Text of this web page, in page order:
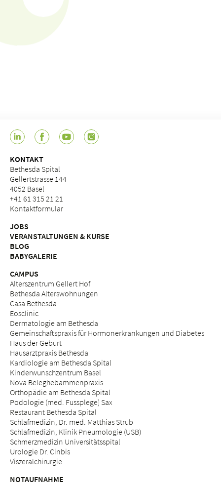
KONTAKT
Bethesda Spital
Gellertstrasse 144
4052 Basel
+41 61 315 21 21
Kontaktformular
JOBS
VERANSTALTUNGEN & KURSE
BLOG
BABYGALERIE
CAMPUS
Alterszentrum Gellert Hof
Bethesda Alterswohnungen
Casa Bethesda
Eosclinic
Dermatologie am Bethesda
Gemeinschaftspraxis für Hormonerkrankungen und Diabetes
Haus der Geburt
Hausarztpraxis Bethesda
Kardiologie am Bethesda Spital
Kinderwunschzentrum Basel
Nova Beleghebammenpraxis
Orthopädie am Bethesda Spital
Podologie (med. Fussplege) Sax
Restaurant Bethesda Spital
Schlafmedizin, Dr. med. Matthias Strub
Schlafmedizin, Klinik Pneumologie (USB)
Schmerzmedizin Universitätsspital
Urologie Dr. Cinbis
Viszeralchirurgie
NOTAUFNAHME